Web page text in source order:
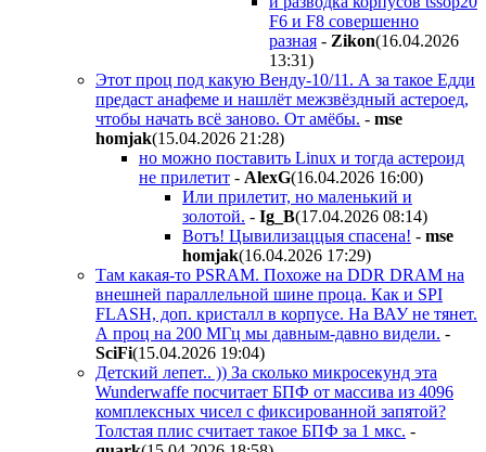
F6 и F8 совершенно
разная - Zikon(16.04.2026
13:31)
Этот проц под какую Венду-10/11. А за такое Едди
предаст анафеме и нашлёт межзвёздный астероед,
чтобы начать всё заново. От амёбы. - mse
homjak(15.04.2026 21:28)
но можно поставить Linux и тогда астероид
не прилетит - AlexG(16.04.2026 16:00)
Или прилетит, но маленький и
золотой. - Ig_B(17.04.2026 08:14)
Вотъ! Цывилизаццыя спасена! - mse
homjak(16.04.2026 17:29)
Там какая-то PSRAM. Похоже на DDR DRAM на
внешней параллельной шине проца. Как и SPI
FLASH, доп. кристалл в корпусе. На ВАУ не тянет.
А проц на 200 МГц мы давным-давно видели. -
SciFi(15.04.2026 19:04)
Детский лепет.. )) За сколько микросекунд эта
Wunderwaffe посчитает БПФ от массива из 4096
комплексных чисел с фиксированной запятой?
Толстая плис считает такое БПФ за 1 мкс. -